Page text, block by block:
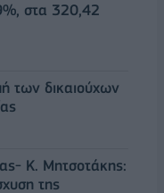
στα 320,42
των δικαιούχων
Κ. Μητσοτάκης:
της